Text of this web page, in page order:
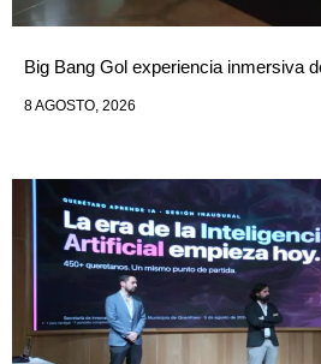
Big Bang Gol experiencia inmersiva
8 AGOSTO, 2026